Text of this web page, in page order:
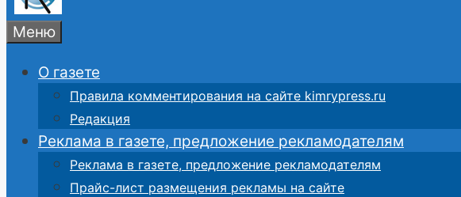
Меню
О газете
Правила комментирования на сайте kimrypress.ru
Редакция
Реклама в газете, предложение рекламодателям
Реклама в газете, предложение рекламодателям
Прайс-лист размещения рекламы на сайте